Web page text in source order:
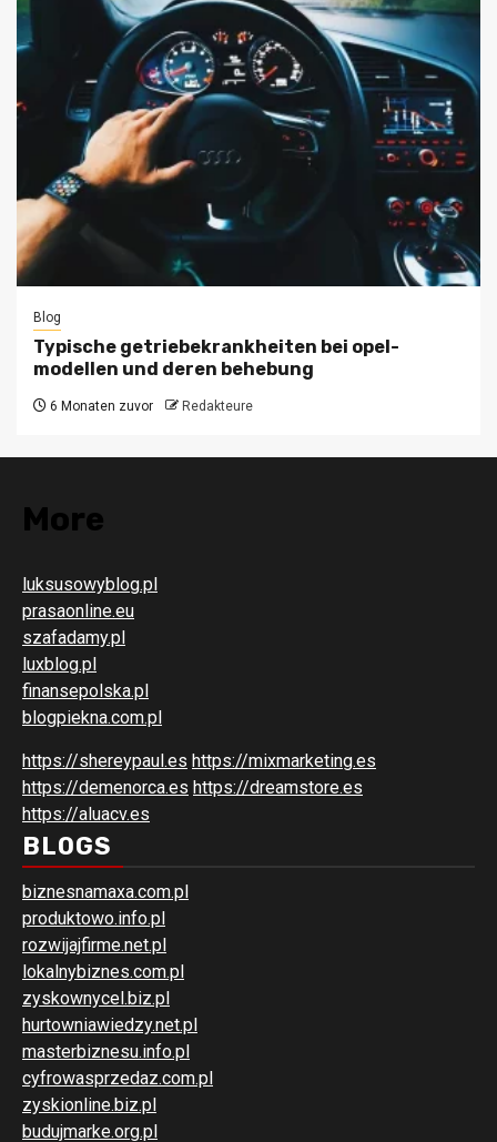
Blog
Typische getriebekrankheiten bei opel-
modellen und deren behebung
6 Monaten zuvor Redakteure
More
luksusowyblog.pl
prasaonline.eu
szafadamy.pl
luxblog.pl
finansepolska.pl
blogpiekna.com.pl
https://shereypaul.es https://mixmarketing.es
https://demenorca.es https://dreamstore.es
https://aluacv.es
BLOGS
biznesnamaxa.com.pl
produktowo.info.pl
rozwijajfirme.net.pl
lokalnybiznes.com.pl
zyskownycel.biz.pl
hurtowniawiedzy.net.pl
masterbiznesu.info.pl
cyfrowasprzedaz.com.pl
zyskionline.biz.pl
budujmarke.org.pl